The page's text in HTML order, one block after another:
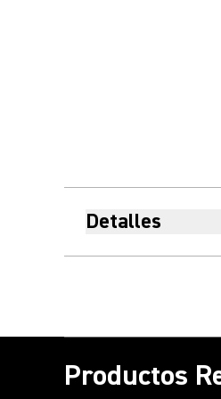
Detalles
Productos